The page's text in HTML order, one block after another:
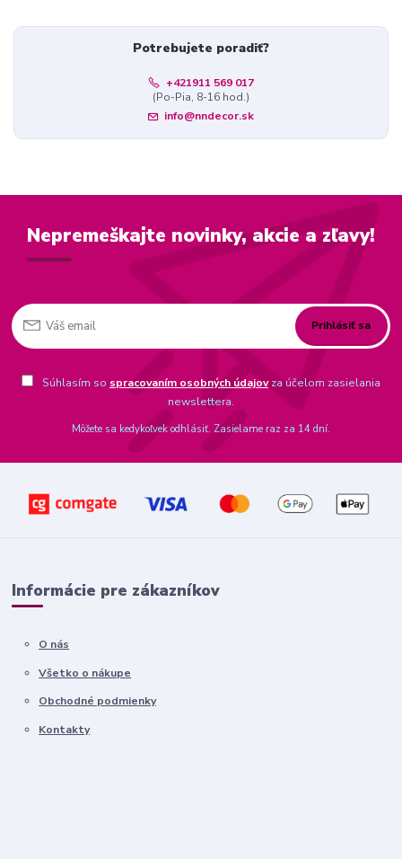
Potrebujete poradiť?
+421911 569 017
(Po-Pia, 8-16 hod.)
info@nndecor.sk
Nepremeškajte novinky, akcie a zľavy!
Prihlásiť sa
Súhlasím so spracovaním osobných údajovza účelom zasielania
newslettera.
Môžete sa kedykoľvek odhlásiť. Zasielame raz za 14 dní.
Informácie pre zákazníkov
O nás
Všetko o nákupe
Obchodné podmienky
Kontakty